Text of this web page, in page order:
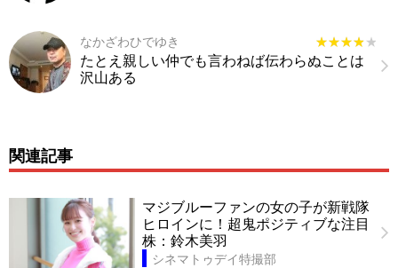
なかざわひでゆき ★★★★★
★★★★★
たとえ親しい仲でも言わねば伝わらぬことは
沢山ある
関連記事
マジブルーファンの女の子が新戦隊
ヒロインに！超鬼ポジティブな注目
株：鈴木美羽
シネマトゥデイ特撮部